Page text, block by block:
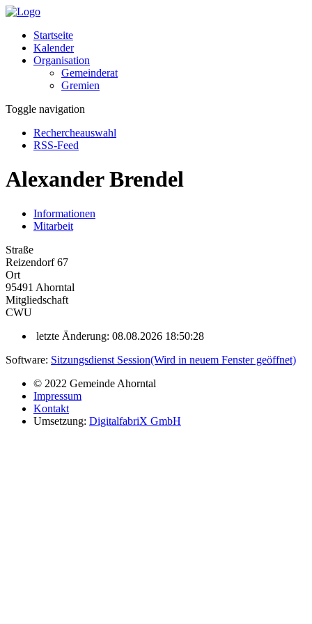
Startseite
Kalender
Organisation
Gemeinderat
Gremien
Toggle navigation
Rechercheauswahl
RSS-Feed
Alexander Brendel
Informationen
Mitarbeit
Straße
Reizendorf 67
Ort
95491 Ahorntal
Mitgliedschaft
CWU
letzte Änderung: 08.08.2026 18:50:28
Software: Sitzungsdienst Session(Wird in neuem Fenster geöffnet)
© 2022 Gemeinde Ahorntal
Impressum
Kontakt
Umsetzung: DigitalfabriX GmbH